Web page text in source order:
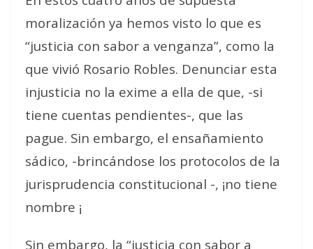
moralización ya hemos visto lo que es
“justicia con sabor a venganza”, como la
que vivió Rosario Robles. Denunciar esta
injusticia no la exime a ella de que, -si
tiene cuentas pendientes-, que las
pague. Sin embargo, el ensañamiento
sádico, -brincándose los protocolos de la
jurisprudencia constitucional -, ¡no tiene
nombre ¡
Sin embargo, la “justicia con sabor a